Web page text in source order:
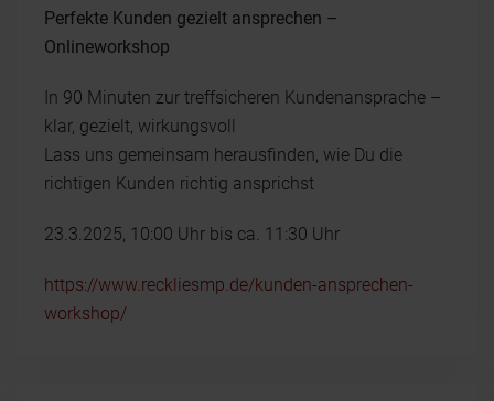
Perfekte Kunden gezielt ansprechen –
Onlineworkshop
In 90 Minuten zur treffsicheren Kundenansprache –
klar, gezielt, wirkungsvoll
Lass uns gemeinsam herausfinden, wie Du die
richtigen Kunden richtig ansprichst
23.3.2025, 10:00 Uhr bis ca. 11:30 Uhr
https://www.reckliesmp.de/kunden-ansprechen-
workshop/